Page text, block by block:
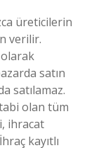
üreticilerin
verilir.
satın
satılamaz.
olan tüm
ihracat
kayıtlı